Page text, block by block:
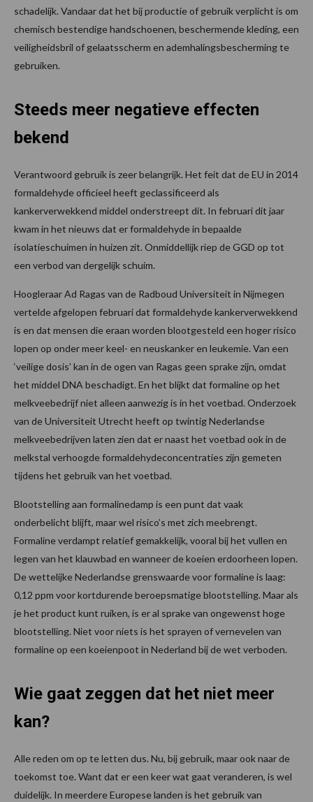
schadelijk. Vandaar dat het bij productie of gebruik verplicht is om
chemisch bestendige handschoenen, beschermende kleding, een
veiligheidsbril of gelaatsscherm en ademhalingsbescherming te
gebruiken.
Steeds meer negatieve effecten
bekend
Verantwoord gebruik is zeer belangrijk. Het feit dat de EU in 2014
formaldehyde officieel heeft geclassificeerd als
kankerverwekkend middel onderstreept dit. In februari dit jaar
kwam in het nieuws dat er formaldehyde in bepaalde
isolatieschuimen in huizen zit. Onmiddellijk riep de GGD op tot
een verbod van dergelijk schuim.
Hoogleraar Ad Ragas van de Radboud Universiteit in Nijmegen
vertelde afgelopen februari dat formaldehyde kankerverwekkend
is en dat mensen die eraan worden blootgesteld een hoger risico
lopen op onder meer keel- en neuskanker en leukemie. Van een
‘veilige dosis’ kan in de ogen van Ragas geen sprake zijn, omdat
het middel DNA beschadigt. En het blijkt dat formaline op het
melkveebedrijf niet alleen aanwezig is in het voetbad. Onderzoek
van de Universiteit Utrecht heeft op twintig Nederlandse
melkveebedrijven laten zien dat er naast het voetbad ook in de
melkstal verhoogde formaldehydeconcentraties zijn gemeten
tijdens het gebruik van het voetbad.
Blootstelling aan formalinedamp is een punt dat vaak
onderbelicht blijft, maar wel risico’s met zich meebrengt.
Formaline verdampt relatief gemakkelijk, vooral bij het vullen en
legen van het klauwbad en wanneer de koeien erdoorheen lopen.
De wettelijke Nederlandse grenswaarde voor formaline is laag:
0,12 ppm voor kortdurende beroepsmatige blootstelling. Maar als
je het product kunt ruiken, is er al sprake van ongewenst hoge
blootstelling. Niet voor niets is het sprayen of vernevelen van
formaline op een koeienpoot in Nederland bij de wet verboden.
Wie gaat zeggen dat het niet meer
kan?
Alle reden om op te letten dus. Nu, bij gebruik, maar ook naar de
toekomst toe. Want dat er een keer wat gaat veranderen, is wel
duidelijk. In meerdere Europese landen is het gebruik van